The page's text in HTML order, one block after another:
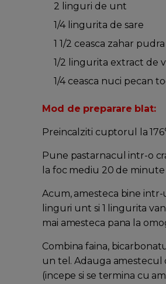
2 linguri de unt
1/4 lingurita de sare
1 1/2 ceasca zahar pudra
1/2 lingurita extract de
1/4 ceasca nuci pecan
Mod de preparare blat:
Preincalziti cuptorul la
Pune pastarnacul intr-o
la foc mediu 20 de minute
Acum, amesteca bine intr-
linguri unt si 1 lingurita
mai amesteca pana la
Combina faina,
un tel. Adauga amestecul
(incepe si se termina cu